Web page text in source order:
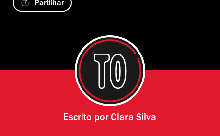
Partilhar
Escrito porClara Silva